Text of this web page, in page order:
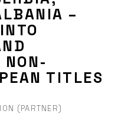
–
TITLES
(PARTNER)